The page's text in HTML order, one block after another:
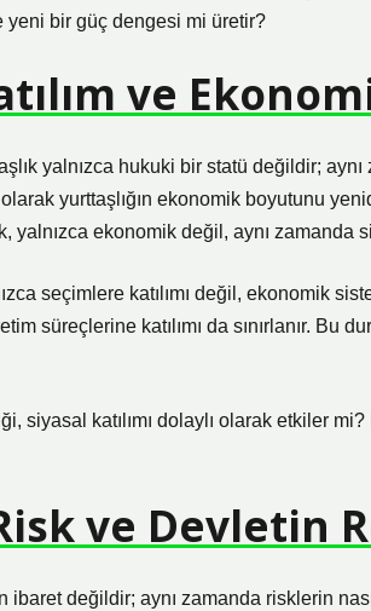
yeni bir güç dengesi mi üretir?
ve
yalnızca hukuki bir statü değildir;
yurttaşlığın ekonomik boyutunu
yalnızca ekonomik değil, aynı zamanda
seçimlere katılımı değil, ekonomik
süreçlerine katılımı da sınırlanır. Bu
siyasal katılımı dolaylı olarak etkiler
ve Devletin
değildir; aynı zamanda risklerin